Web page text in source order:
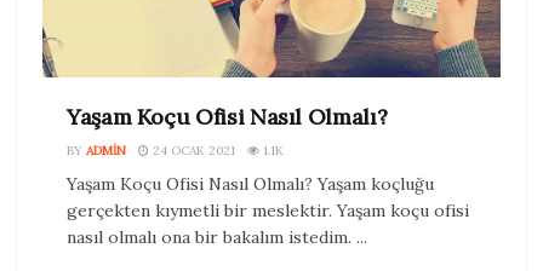
Yaşam Koçu Ofisi Nasıl Olmalı?
BY ADMIN 24 OCAK 2021 1.1K
Yaşam Koçu Ofisi Nasıl Olmalı? Yaşam koçluğu
gerçekten kıymetli bir meslektir. Yaşam koçu ofisi
nasıl olmalı ona bir bakalım istedim. ...